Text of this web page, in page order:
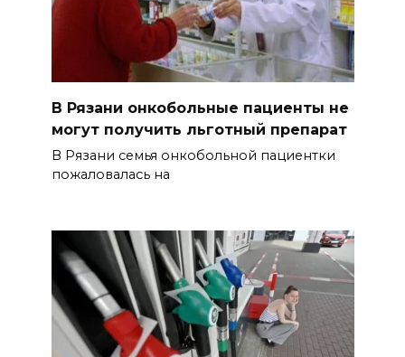
В Рязани онкобольные пациенты не
могут получить льготный препарат
В Рязани семья онкобольной пациентки
пожаловалась на